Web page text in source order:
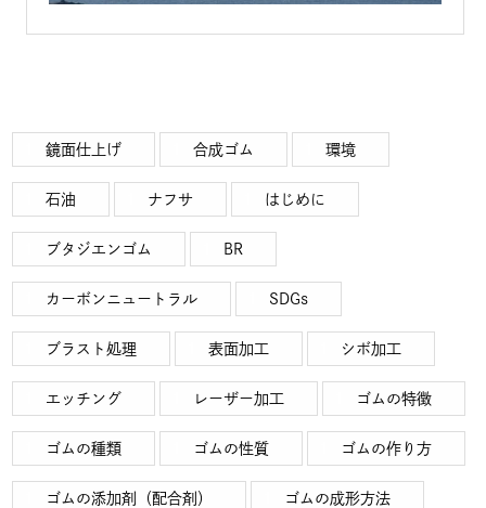
鏡面仕上げ 合成ゴム 環境
石油 ナフサ はじめに
ブタジエンゴム BR
カーボンニュートラル SDGs
ブラスト処理 表面加工 シボ加工
エッチング レーザー加工 ゴムの特徴
ゴムの種類 ゴムの性質 ゴムの作り方
ゴムの添加剤（配合剤） ゴムの成形方法